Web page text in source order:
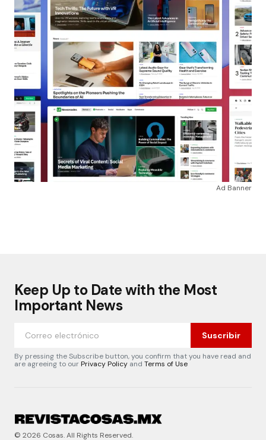
Ad Banner
Keep Up to Date with the Most
Important News
Suscribir
By pressing the Subscribe button, you confirm that you have read and
are agreeing to ourPrivacy Policy and Terms of Use
© 2026 Cosas. All Rights Reserved.